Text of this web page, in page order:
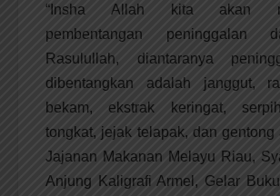
“Insha Allah kita akan
pembentangan peninggalan
Rasulullah, diantaranya
dibentangkan adalah janggut,
bekam, ekstrak keringat,
tongkat, jejak telapak, dan gentong
Jajanan Makanan Melayu Riau,
Anjung Kaligrafi Armel, Gelar